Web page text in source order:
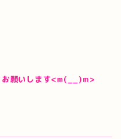
お願いします<m(__)m>